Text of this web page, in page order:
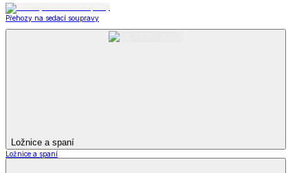
Přehozy na sedací soupravy
Ložnice a spaní
Ložnice a spaní